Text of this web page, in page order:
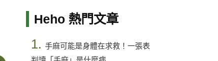
Heho 熱門文章
1. 手麻可能是身體在求救！一張表